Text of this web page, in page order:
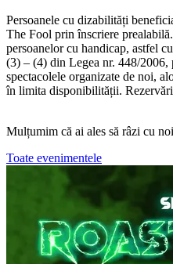
Persoanele cu dizabilități
The Fool prin înscriere
persoanelor cu handicap, astfel
(3) – (4) din Legea nr. 448/2006,
spectacolele organizate de noi,
în limita disponibilității.
Mulțumim că ai ales să râzi cu
Toate evenimentele